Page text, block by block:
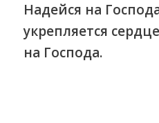
Надейся на
укрепляется
на Господа.